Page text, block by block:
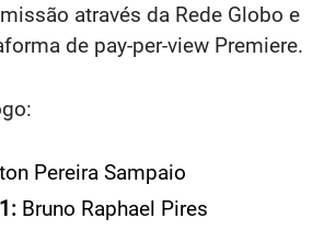
através da Rede Globo e
de pay-per-view Premiere.
Pereira Sampaio
Bruno Raphael Pires